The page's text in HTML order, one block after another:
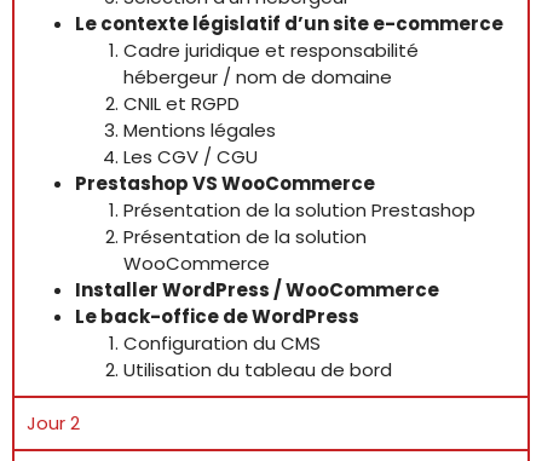
Le contexte législatif d’un site e-commerce
Cadre juridique et responsabilité
hébergeur / nom de domaine
CNIL et RGPD
Mentions légales
Les CGV / CGU
Prestashop VS WooCommerce
Présentation de la solution Prestashop
Présentation de la solution
WooCommerce
Installer WordPress / WooCommerce
Le back-office de WordPress
Configuration du CMS
Utilisation du tableau de bord
Jour 2